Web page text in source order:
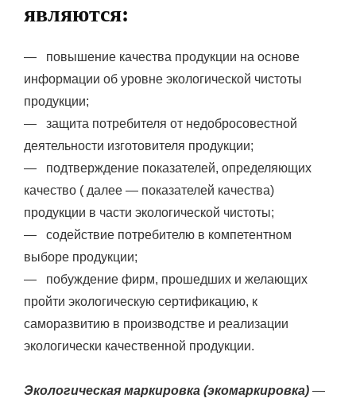
являются:
— повышение качества продукции на основе
информации об уровне экологической чистоты
продукции;
— защита потребителя от недобросовестной
деятельности изготовителя продукции;
— подтверждение показателей, определяющих
качество ( далее — показателей качества)
продукции в части экологической чистоты;
— содействие потребителю в компетентном
выборе продукции;
— побуждение фирм, прошедших и желающих
пройти экологическую сертификацию, к
саморазвитию в производстве и реализации
экологически качественной продукции.
Экологическая маркировка (экомаркировка) —